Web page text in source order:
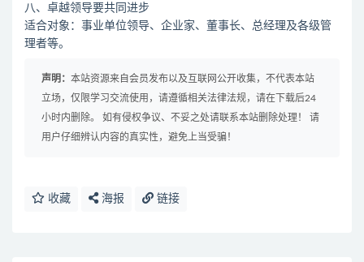
八、卓越领导要共同进步
适合对象：事业单位领导、企业家、董事长、总经理及各级管
理者等。
声明： 本站资源来自会员发布以及互联网公开收集，不代表本站
立场，仅限学习交流使用，请遵循相关法律法规，请在下载后24
小时内删除。 如有侵权争议、不妥之处请联系本站删除处理！ 请
用户仔细辨认内容的真实性，避免上当受骗！
收藏 海报 链接